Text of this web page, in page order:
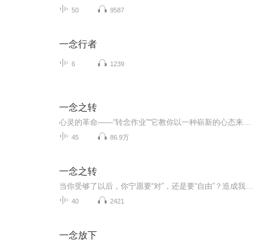
50 9587
一念行者
6 1239
一念之转
45 86.9万
一念之转
40 2421
一念放下